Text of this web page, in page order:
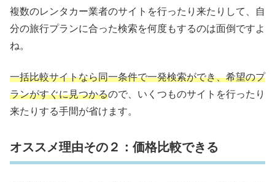
複数のレンタカー業者のサイトを行ったり来たりして、自
分の旅行プランに合った検索を何度もするのは面倒ですよ
ね。
一括比較サイトなら同一条件で一発検索ができ、希望のプ
ランがすぐに見つかるので、いくつものサイトを行ったり
来たりする手間が省けます。
オススメ理由その２：価格比較できる